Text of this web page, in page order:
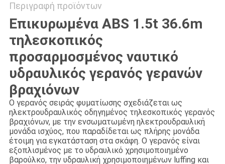
Περιγραφή προϊόντων
Επικυρωμένα ABS 1.5t 36.6m
τηλεσκοπικός
προσαρμοσμένος ναυτικό
υδραυλικός γερανός γερανών
βραχιόνων
Ο γερανός σειράς φυματίωσης σχεδιάζεται ως
ηλεκτρουδραυλικός οδηγημένος τηλεσκοπικός γερανός
βραχιόνων, με την ενσωματωμένη ηλεκτρουδραυλική
μονάδα ισχύος, που παραδίδεται ως πλήρης μονάδα
έτοιμη για εγκατάσταση στα σκάφη. Ο γερανός είναι
εξοπλισμένος με το υδραυλικό χρησιμοποιημένο
βαρούλκο, την υδραυλική χρησιμοποιημένων luffing και